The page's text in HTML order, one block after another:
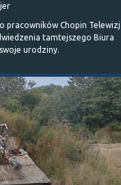
pracowników Chopin
tamtejszego Biura
urodziny.